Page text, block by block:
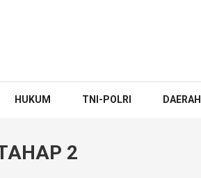
HUKUM TNI-POLRI DAERAH
2